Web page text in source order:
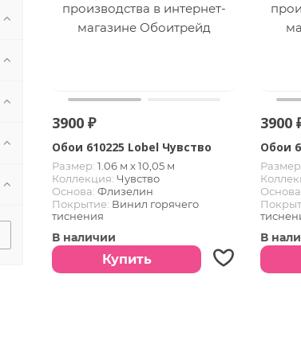
3900 ₽
Обои 610225 Lobel Чувство
Размер: 1.06 м х 10,05 м
Коллекция: Чувство
Основа: Флизелин
Покрытие: Винил горячего
тиснения
В наличии
Купить
3900
Обои
В